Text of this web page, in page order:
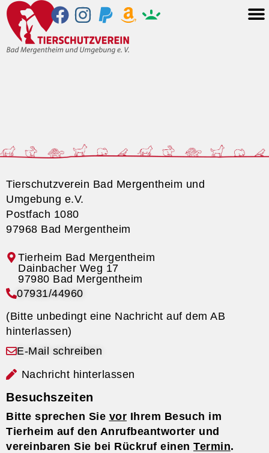
Tierschutzverein Bad Mergentheim und
Umgebung e.V.
Postfach 1080
97968 Bad Mergentheim
Tierheim Bad Mergentheim
07931/44960
(Bitte unbedingt eine Nachricht auf dem AB
hinterlassen)
E-Mail schreiben
Nachricht hinterlassen
Besuchszeiten
Bitte sprechen Sie vor Ihrem Besuch im
Tierheim auf den Anrufbeantworter und
vereinbaren Sie bei Rückruf einen Termin.